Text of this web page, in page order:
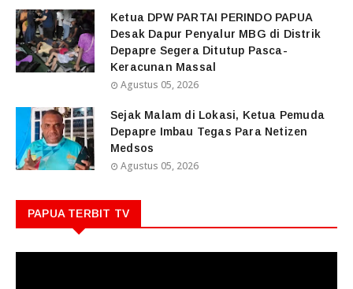
Ketua DPW PARTAI PERINDO PAPUA
Desak Dapur Penyalur MBG di Distrik
Depapre Segera Ditutup Pasca-
Keracunan Massal
Agustus 05, 2026
Sejak Malam di Lokasi, Ketua Pemuda
Depapre Imbau Tegas Para Netizen
Medsos
Agustus 05, 2026
PAPUA TERBIT TV